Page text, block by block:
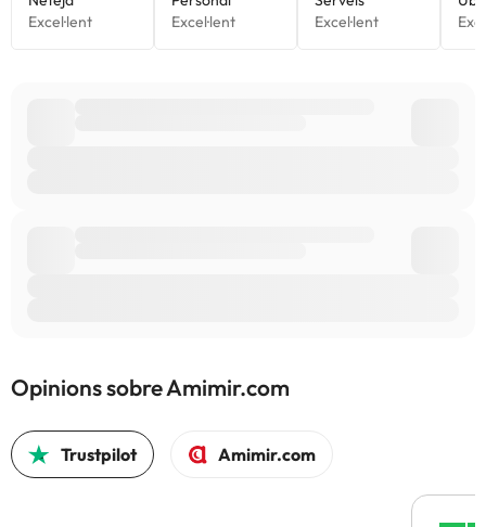
Opinions sobre Amimir.com
Trustpilot Amimir.com